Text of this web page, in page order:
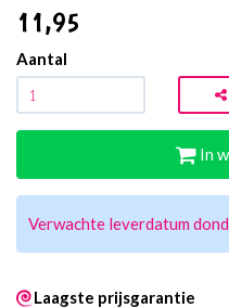
11,95
Aantal
In
Verwachte leverdatum
Laagste prijsgarantie